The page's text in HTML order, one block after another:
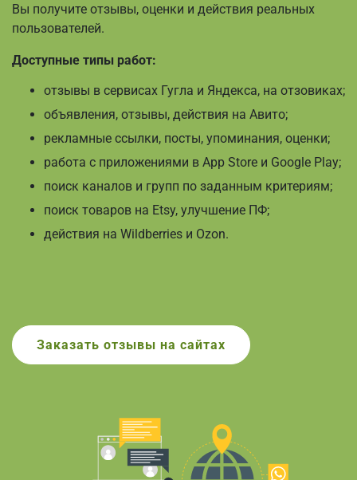
Вы получите отзывы, оценки и действия реальных
пользователей.
Доступные типы работ:
отзывы в сервисах Гугла и Яндекса, на отзовиках;
объявления, отзывы, действия на Авито;
рекламные ссылки, посты, упоминания, оценки;
работа с приложениями в App Store и Google Play;
поиск каналов и групп по заданным критериям;
поиск товаров на Etsy, улучшение ПФ;
действия на Wildberries и Ozon.
Заказать отзывы на сайтах